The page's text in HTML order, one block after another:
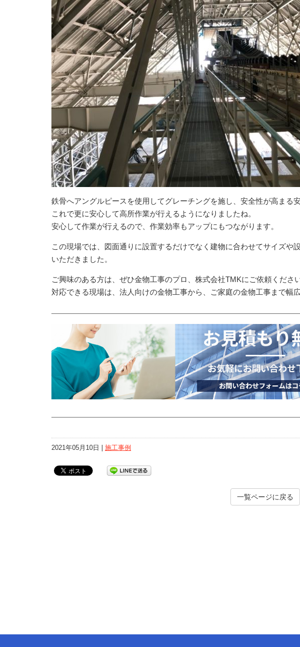
鉄骨へアングルピースを使用してグレーチングを施し、安全性が高まる安
これで更に安心して高所作業が行えるようになりましたね。
安心して作業が行えるので、作業効率もアップにもつながります。
この現場では、図面通りに設置するだけでなく建物に合わせてサイズや
いただきました。
ご興味のある方は、ぜひ金物工事のプロ、株式会社TMKにご依頼ください
対応できる現場は、法人向けの金物工事から、ご家庭の金物工事まで幅広
2021年05月10日 | 施工事例
一覧ページに戻る